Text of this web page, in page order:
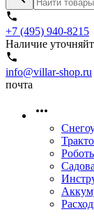
+7 (495) 940-8215
Наличие
info@villar-shop.ru
почта